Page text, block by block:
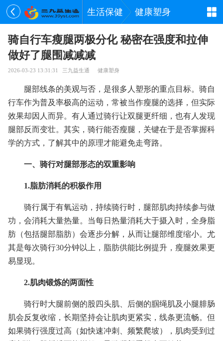
生活保健 健康塑身
骑自行车瘦腿两极分化 秘密在强度和拉伸
做好了腿围减减减
2026-03-23 13:31:31 三九益生通 健康塑身
腿部线条的美观与否，是很多人塑形的重点目标。骑自
行车作为普及率极高的运动，常被当作瘦腿的选择，但实际
效果却因人而异。有人通过骑行让双腿更纤细，也有人发现
腿部反而变壮。其实，骑行能否瘦腿，关键在于是否掌握科
学的方式，了解其中的原理才能避免走弯路。
一、骑行对腿部形态的双重影响
1.脂肪消耗的积极作用
骑行属于有氧运动，持续骑行时，腿部肌肉持续参与做
功，会消耗大量热量。当每日热量消耗大于摄入时，全身脂
肪（包括腿部脂肪）会逐步分解，从而让腿部维度缩小。尤
其是每次骑行30分钟以上，脂肪供能比例提升，瘦腿效果更
易显现。
2.肌肉锻炼的两面性
骑行时大腿前侧的股四头肌、后侧的腘绳肌及小腿腓肠
肌会反复收缩，长期坚持会让肌肉更紧实，线条更流畅。但
如果骑行强度过高（如快速冲刺、频繁爬坡），肌肉受到过